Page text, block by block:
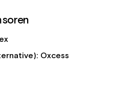
Oxcess